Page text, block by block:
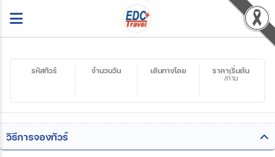
รหัสทัวร์ จำนวนวัน ราคาเริ่มต้น
/ท่าน
เดินทางโดย
วิธีการจองทัวร์